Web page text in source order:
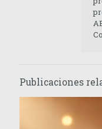
Publicaciones